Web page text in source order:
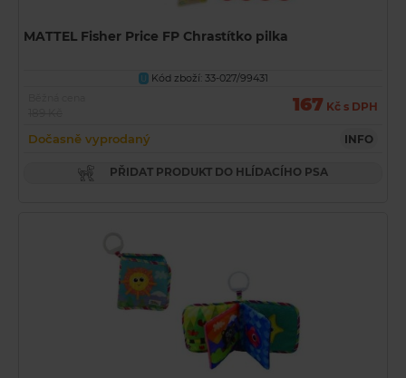
MATTEL Fisher Price FP Chrastítko pilka
U Kód zboží: 33-027/99431
167 Kč s DPH
Dočasně vyprodaný INFO
PŘIDAT PRODUKT DO HLÍDACÍHO PSA